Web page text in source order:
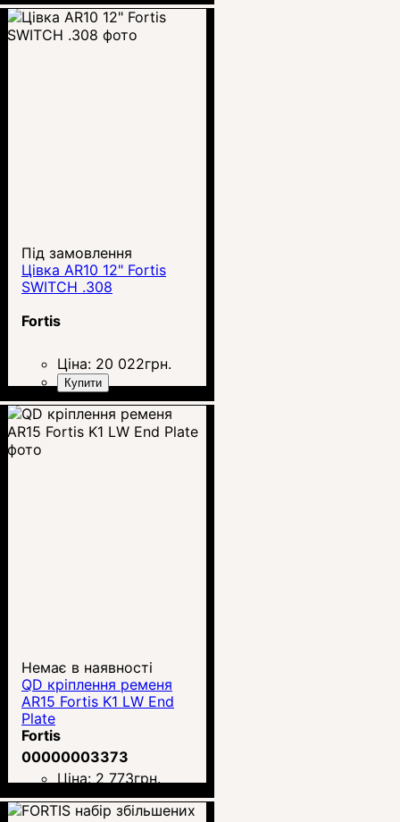
Під замовлення
Цівка AR10 12" Fortis
SWITCH .308
Fortis
Ціна: 20 022грн.
Купити
Немає в наявності
QD кріплення ременя
AR15 Fortis K1 LW End
Plate
Fortis
00000003373
Ціна: 2 773грн.